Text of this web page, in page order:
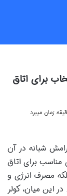
بهترین انتخاب برای اتاق
شبانه در آن
مناسب برای اتاق
مصرف انرژی و
این میان، کولر